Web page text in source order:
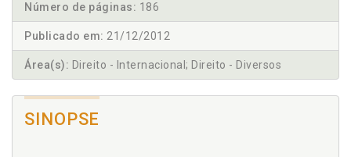
Número de páginas: 186
Publicado em: 21/12/2012
Área(s): Direito - Internacional; Direito - Diversos
SINOPSE